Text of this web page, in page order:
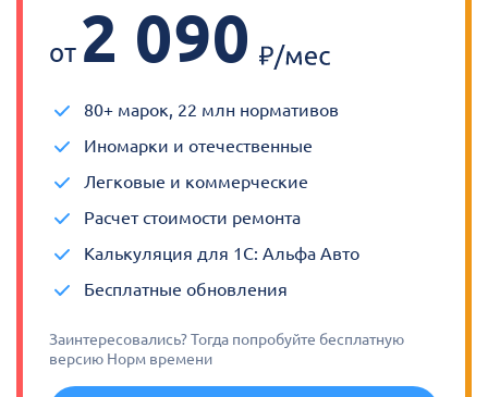
от 2 090
80+ марок, 22 млн нормативов
Иномарки и отечественные
Легковые и коммерческие
Расчет стоимости ремонта
Калькуляция для 1С: Альфа Авто
Бесплатные обновления
Заинтересовались? Тогда попробуйте бесплатную
версию Норм времени